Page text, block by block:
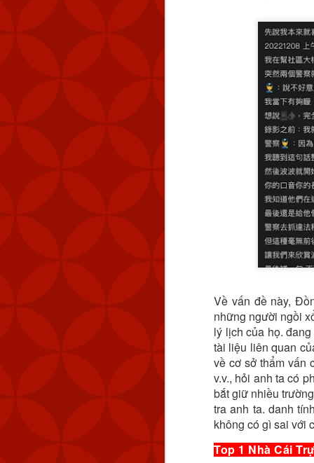
Về vấn đề này,
những người ngồi
lý lịch của họ.
tài liệu liên quan
về cơ sở thẩm vấn
v.v., hỏi anh ta có
bắt giữ nhiều
tra anh ta. danh
không có gì sai với
Top 1 Nhà Cái